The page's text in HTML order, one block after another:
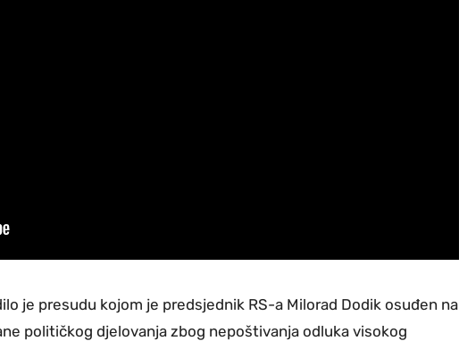
je presudu kojom je predsjednik RS-a Milorad Dodik osuđen na
političkog djelovanja zbog nepoštivanja odluka visokog